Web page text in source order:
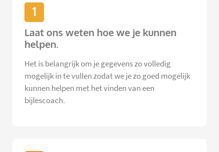
1
Laat ons weten hoe we je kunnen
helpen.
Het is belangrijk om je gegevens zo volledig
mogelijk in te vullen zodat we je zo goed mogelijk
kunnen helpen met het vinden van een
bijlescoach.